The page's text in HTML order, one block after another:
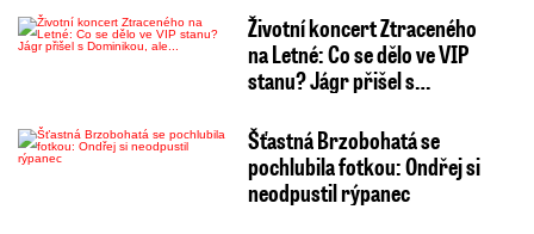
Životní koncert Ztraceného
na Letné: Co se dělo ve VIP
stanu? Jágr přišel s…
Šťastná Brzobohatá se
pochlubila fotkou: Ondřej si
neodpustil rýpanec